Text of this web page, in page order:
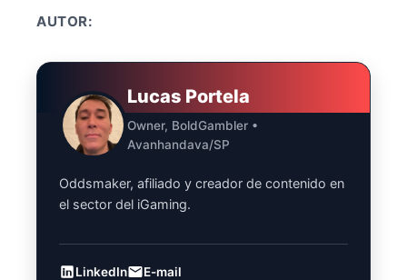
AUTOR:
Lucas Portela
Owner, BoldGambler •
Avanhandava/SP
Oddsmaker, afiliado y creador de contenido en
el sector del iGaming.
LinkedIn E-mail